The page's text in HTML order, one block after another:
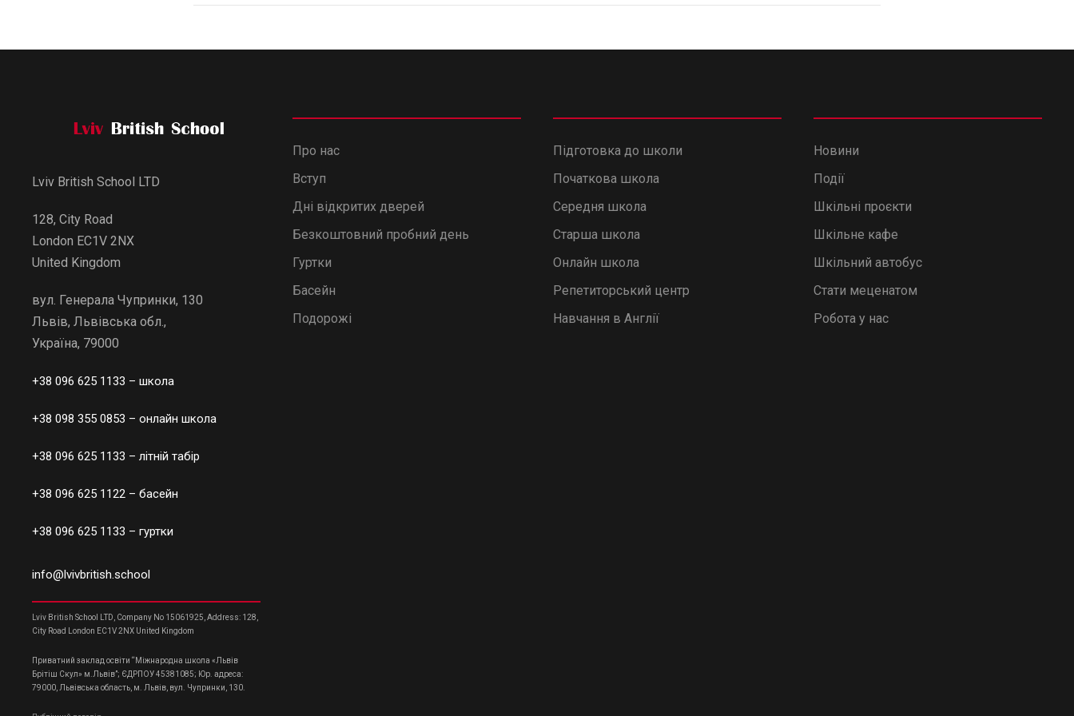
Lviv British School LTD
128, City Road
London EC1V 2NX
United Kingdom
вул. Генерала Чупринки, 130
Львів, Львівська обл.,
Україна, 79000
+38 096 625 1133 – школа
+38 098 355 0853 – онлайн школа
+38 096 625 1133 – літній табір
+38 096 625 1122 – басейн
+38 096 625 1133 – гуртки
info@lvivbritish.school
Lviv British School LTD, Company No 15061925, Address: 128,
City Road London EC1V 2NX United Kingdom
Приватний заклад освіти “Міжнародна школа «Львів
Брітіш Скул» м.Львів”; ЄДРПОУ 45381085; Юр. адреса:
79000, Львівська область, м. Львів, вул. Чупринки, 130.
Про нас
Вступ
Дні відкритих дверей
Безкоштовний пробний день
Гуртки
Басейн
Подорожі
Підготовка до школи
Початкова школа
Середня школа
Старша школа
Онлайн школа
Репетиторський центр
Навчання в Англії
Новини
Події
Шкільні проєкти
Шкільне кафе
Шкільний автобус
Стати меценатом
Робота у нас